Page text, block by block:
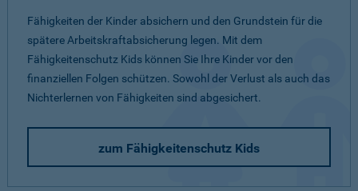
Fähigkeiten der Kinder absichern und den Grundstein für die
spätere Arbeitskraftabsicherung legen. Mit dem
Fähigkeitenschutz Kids können Sie Ihre Kinder vor den
finanziellen Folgen schützen. Sowohl der Verlust als auch das
Nichterlernen von Fähigkeiten sind abgesichert.
zum Fähigkeitenschutz Kids